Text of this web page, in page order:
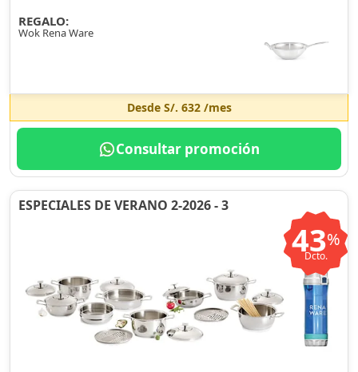
REGALO:
Wok Rena Ware
Desde S/. 632/mes
Consultar promoción
ESPECIALES DE VERANO 2-2026 - 3
43%
Dcto.